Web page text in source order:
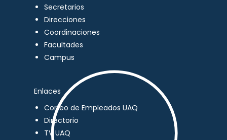
Secretarios
Direcciones
Coordinaciones
Facultades
Campus
Enlaces
Correo de Empleados UAQ
Directorio
TV UAQ